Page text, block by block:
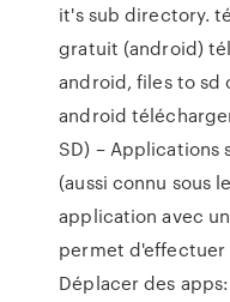
it's sub directory.
gratuit (android)
android, files to sd
android
SD) – Applications
(aussi connu sous
application avec
permet d'effectuer
Déplacer des